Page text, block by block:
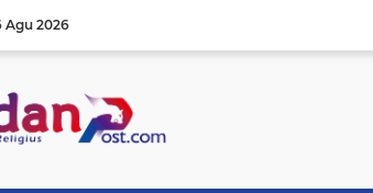
Agu 2026